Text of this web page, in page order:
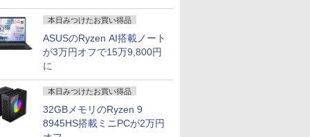
本日みつけたお買い得品
ASUSのRyzen AI搭載ノート
が3万円オフで15万9,800円
に
本日みつけたお買い得品
32GBメモリのRyzen 9
8945HS搭載ミニPCが2万円